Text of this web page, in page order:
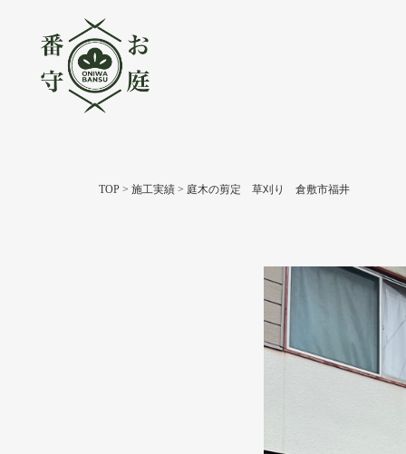
TOP >施工実績 > 庭木の剪定 草刈り 倉敷市福井